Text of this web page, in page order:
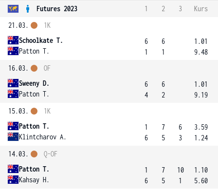
Futures 2023 1 2 3
Kurs
21.03.
Schoolkate T.
Patton T.
1K
6
1
6
1
1.01
9.48
16.03.
Sweeny D.
Patton T.
OF
6
4
6
2
1.01
9.19
15.03.
Patton T.
Klintcharov A.
1K
1
6
7
5
6
3
3.59
1.24
14.03.
Patton T.
Kahsay H.
Q-OF
1
6
7
5
10
1
1.10
5.60